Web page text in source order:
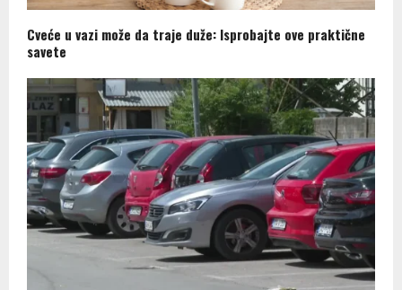
Cveće u vazi može da traje duže: Isprobajte ove praktične
savete